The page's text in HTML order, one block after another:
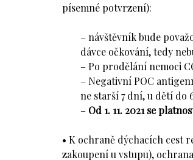
písemné potvrzení):
– návštěvník bude
dávce očkování, tedy
– Po prodělání nemoci
– Negativní POC
ne starší 7 dní, u dětí do
– Od 1. 11. 2021 se
• K ochraně dýchacích cest
zakoupení u vstupu),